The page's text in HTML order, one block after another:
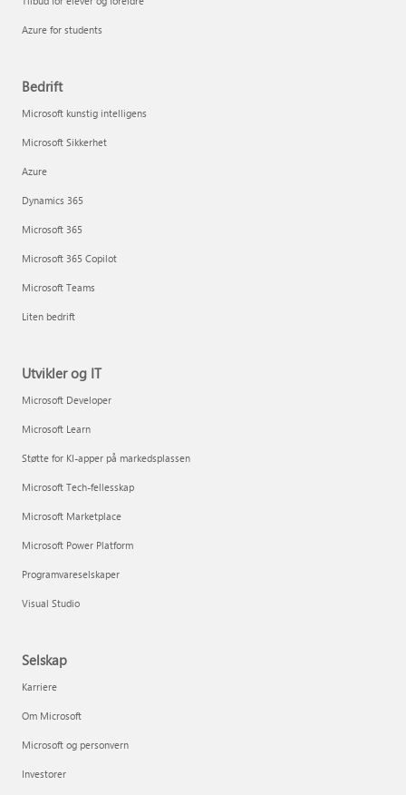
Azure for students
Bedrift
Microsoft kunstig intelligens
Microsoft Sikkerhet
Azure
Dynamics 365
Microsoft 365
Microsoft 365 Copilot
Microsoft Teams
Liten bedrift
Utvikler og IT
Microsoft Developer
Microsoft Learn
Støtte for KI-apper på markedsplassen
Microsoft Tech-fellesskap
Microsoft Marketplace
Microsoft Power Platform
Programvareselskaper
Visual Studio
Selskap
Karriere
Om Microsoft
Microsoft og personvern
Investorer